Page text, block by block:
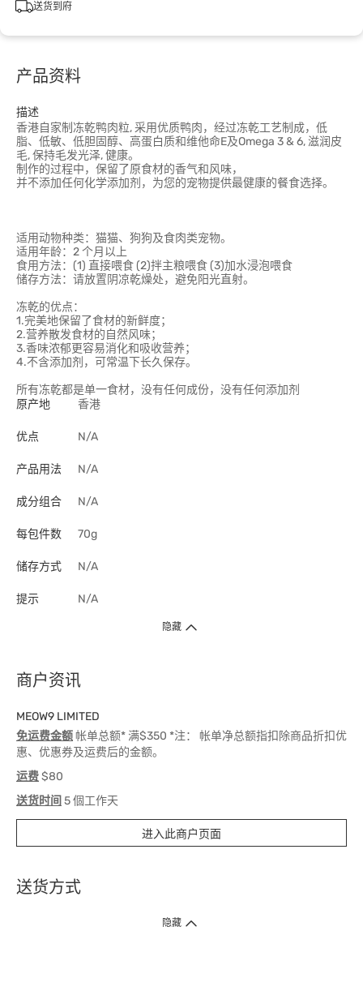
送货到府
产品资料
描述
香港自家制冻乾鸭肉粒, 采用优质鸭肉，经过冻乾工艺制成，低
脂、低敏、低胆固醇、高蛋白质和维他命E及Omega 3 & 6, 滋润皮
毛, 保持毛发光泽, 健康。
制作的过程中，保留了原食材的香气和风味，
并不添加任何化学添加剂，为您的宠物提供最健康的餐食选择。
适用动物种类：猫猫、狗狗及食肉类宠物。
适用年龄：2 个月以上
食用方法：(1) 直接喂食 (2)拌主粮喂食 (3)加水浸泡喂食
储存方法：请放置阴凉乾燥处，避免阳光直射。
冻乾的优点：
1.完美地保留了食材的新鲜度；
2.营养散发食材的自然风味；
3.香味浓郁更容易消化和吸收营养；
4.不含添加剂，可常温下长久保存。
所有冻乾都是单一食材，没有任何成份，没有任何添加剂
原产地
香港
优点 N/A
产品用法 N/A
成分组合 N/A
每包件数 70g
储存方式 N/A
提示 N/A
隐藏
商户资讯
MEOW9 LIMITED
免运费金额帐单总额* 满$350 *注： 帐单净总额指扣除商品折扣优
惠、优惠券及运费后的金额。
运费$80
送货时间 5 個工作天
进入此商户页面
送货方式
1. 送货到府（受卫生署条例规管产品除外 ）
隐藏